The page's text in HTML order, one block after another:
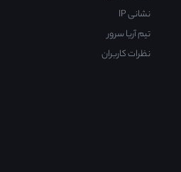
نشانی IP
تیم آریا سرور
نظرات کاربران